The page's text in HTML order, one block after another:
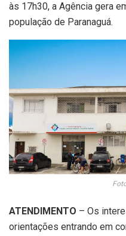
às 17h30, a Agência gera
população de Paranaguá.
ATENDIMENTO – Os
orientações entrando em